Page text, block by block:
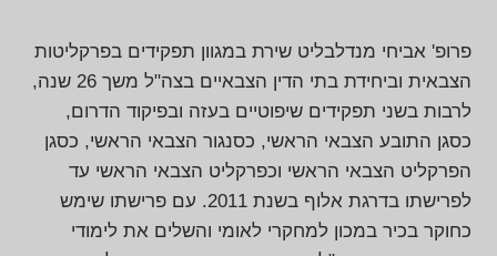
פרופ' אביחי מנדלבליט שירת במגוון תפקידים בפרקליטות
הצבאית וביחידת בתי הדין הצבאיים בצה"ל משך 26 שנה,
לרבות בשני תפקידים שיפוטיים בעזה ובפיקוד הדרום,
כסגן התובע הצבאי הראשי, כסנגור הצבאי הראשי, כסגן
הפרקליט הצבאי הראשי וכפרקליט הצבאי הראשי עד
לפרישתו בדרגת אלוף בשנת 2011. עם פרישתו שימש
כחוקר בכיר במכון למחקרי לאומי והשלים את לימודי